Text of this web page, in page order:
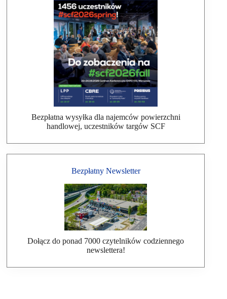
Bezpłatna wysyłka dla najemców powierzchni
handlowej, uczestników targów SCF
Bezpłatny Newsletter
Dołącz do ponad 7000 czytelników codziennego
newslettera!